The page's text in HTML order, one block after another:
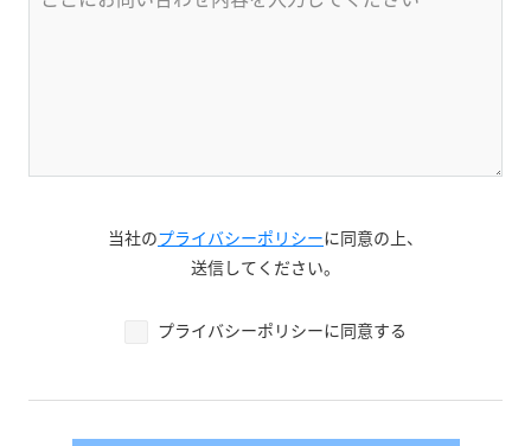
当社のプライバシーポリシーに同意の上、
送信してください。
プライバシーポリシーに同意する